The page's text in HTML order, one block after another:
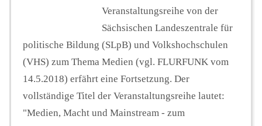
Veranstaltungsreihe von der
Sächsischen Landeszentrale für
politische Bildung (SLpB) und Volkshochschulen
(VHS) zum Thema Medien (vgl. FLURFUNK vom
14.5.2018) erfährt eine Fortsetzung. Der
vollständige Titel der Veranstaltungsreihe lautet:
"Medien, Macht und Mainstream - zum